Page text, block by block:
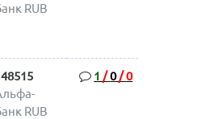
RUB
RUB
1 /0/0